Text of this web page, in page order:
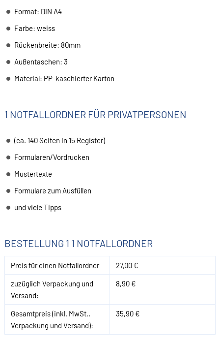
Format: DIN A4
Farbe: weiss
Rückenbreite: 80mm
Außentaschen: 3
Material: PP-kaschierter Karton
1 NOTFALLORDNER FÜR PRIVATPERSONEN
(ca. 140 Seiten in 15 Register)
Formularen/Vordrucken
Mustertexte
Formulare zum Ausfüllen
und viele Tipps
BESTELLUNG 1 1 NOTFALLORDNER
Preis für einen Notfallordner 27,00 €
zuzüglich Verpackung und
Versand:
8,90 €
Gesamtpreis (inkl. MwSt.,
Verpackung und Versand):
35,90 €